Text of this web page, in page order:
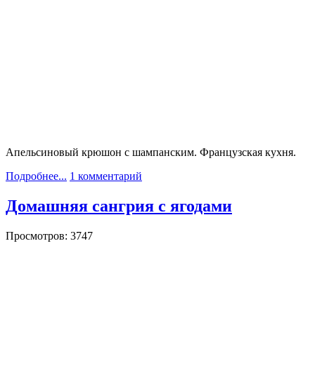
Апельсиновый крюшон с шампанским. Французская кухня.
Подробнее... 1 комментарий
Домашняя сангрия с ягодами
Просмотров: 3747